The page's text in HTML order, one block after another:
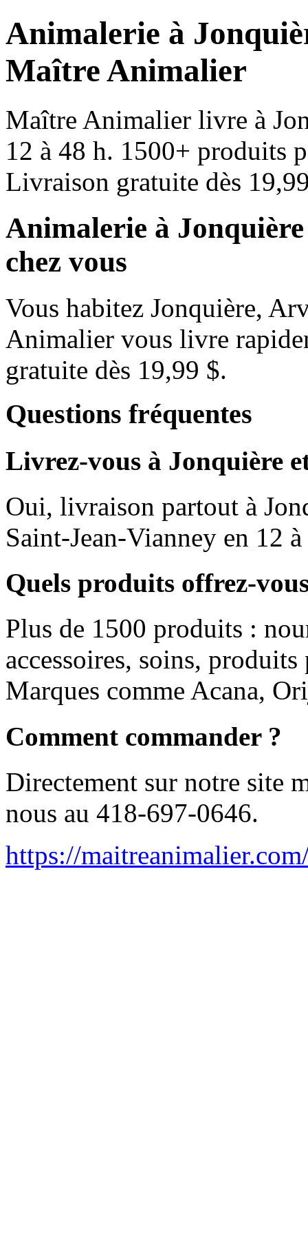
Animalerie à
Maître Animalier
Maître Animalier livre à
12 à 48 h. 1500+ produits
Livraison gratuite dès
Animalerie à
chez vous
Vous habitez Jonquière,
Animalier vous livre
gratuite dès 19,99 $.
Questions fréquentes
Livrez-vous à Jonquière
Oui, livraison partout à
Saint-Jean-Vianney en 12
Quels produits offrez-
Plus de 1500 produits :
accessoires, soins,
Marques comme Acana,
Comment commander ?
Directement sur notre site
nous au 418-697-0646.
https://